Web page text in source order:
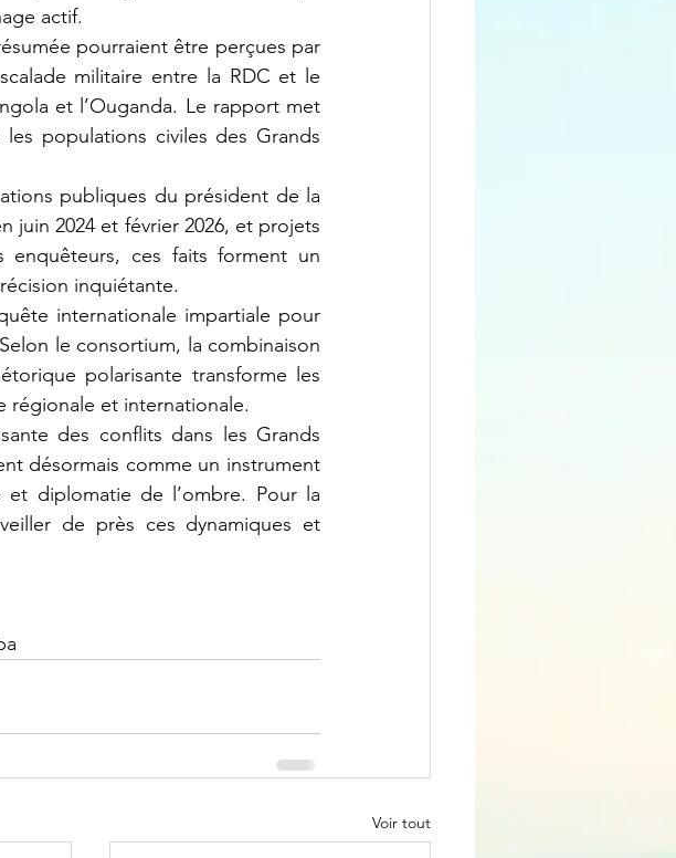
actif.
militaire entre la RDC et le
et l’Ouganda. Le rapport met
populations civiles des Grands
juin 2024 et février 2026, et projets
enquêteurs, ces faits forment un
inquiétante.
le consortium, la combinaison
polarisante transforme les
régionale et internationale.
désormais comme un instrument
diplomatie de l’ombre. Pour la
de près ces dynamiques et
Voir tout